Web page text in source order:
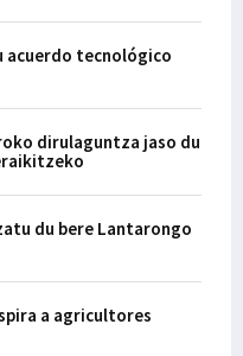
acuerdo tecnológico
dirulaguntza jaso du
du bere Lantarongo
a agricultores